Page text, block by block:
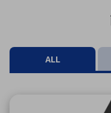
ブログ
レーダ
特定用途向け・その
ALL